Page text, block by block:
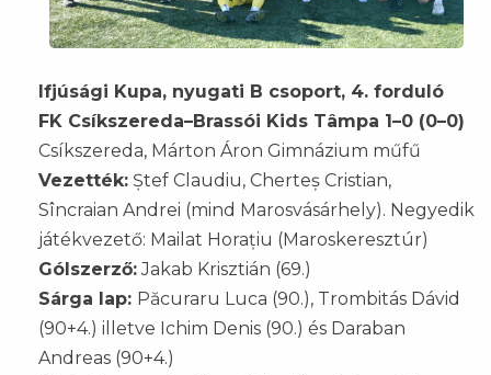
Ifjúsági Kupa, nyugati B csoport, 4. forduló
FK Csíkszereda–Brassói Kids Tâmpa 1–0 (0–0)
Csíkszereda, Márton Áron Gimnázium műfű
Vezették: Ștef Claudiu, Cherteș Cristian,
Sîncraian Andrei (mind Marosvásárhely). Negyedik
játékvezető: Mailat Horațiu (Maroskeresztúr)
Gólszerző:Jakab Krisztián (69.)
Sárga lap: Păcuraru Luca (90.), Trombitás Dávid
(90+4.) illetve Ichim Denis (90.) és Daraban
Andreas (90+4.)